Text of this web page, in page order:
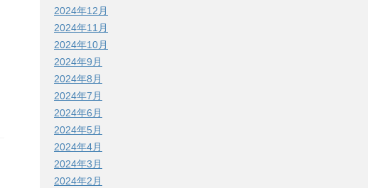
2024年12月
2024年11月
2024年10月
2024年9月
2024年8月
2024年7月
2024年6月
2024年5月
2024年4月
2024年3月
2024年2月